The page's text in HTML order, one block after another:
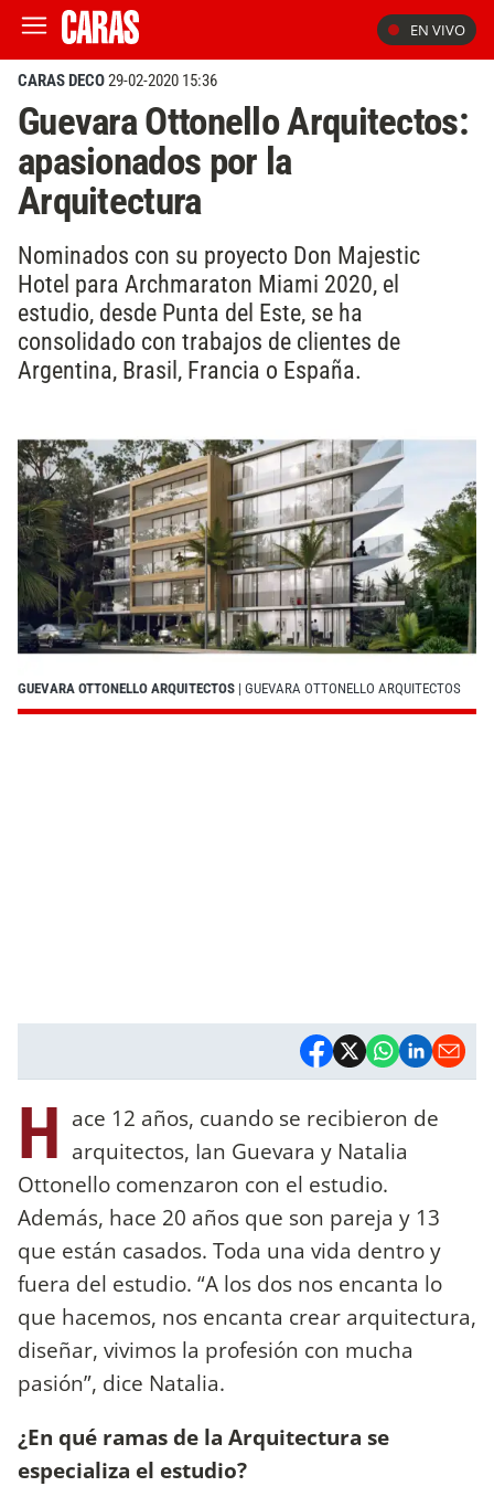
EN VIVO
CARAS DECO29-02-2020 15:36
Guevara Ottonello Arquitectos:
apasionados por la
Arquitectura
Nominados con su proyecto Don Majestic
Hotel para Archmaraton Miami 2020, el
estudio, desde Punta del Este, se ha
consolidado con trabajos de clientes de
Argentina, Brasil, Francia o España.
GUEVARA OTTONELLO ARQUITECTOS | GUEVARA OTTONELLO ARQUITECTOS
H ace 12 años, cuando se recibieron de
arquitectos, Ian Guevara y Natalia
Ottonello comenzaron con el estudio.
Además, hace 20 años que son pareja y 13
que están casados. Toda una vida dentro y
fuera del estudio. “A los dos nos encanta lo
que hacemos, nos encanta crear arquitectura,
diseñar, vivimos la profesión con mucha
pasión”, dice Natalia.
¿En qué ramas de la Arquitectura se
especializa el estudio?